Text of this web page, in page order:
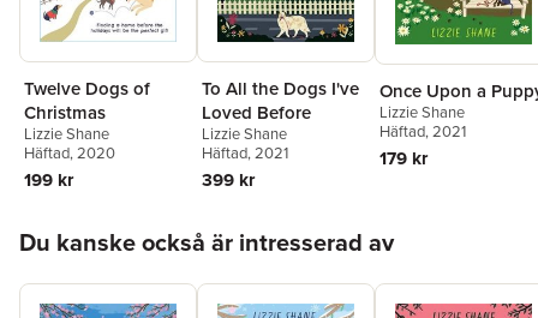
Twelve Dogs of
Christmas
Lizzie Shane
Häftad, 2020
199 kr
To All the Dogs I've
Loved Before
Lizzie Shane
Häftad, 2021
399 kr
Once Upon a
Lizzie Shane
Häftad, 2021
179 kr
Du kanske också är intresserad av